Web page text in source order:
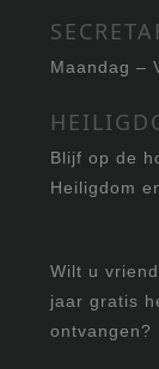
Maandag –
Blijf op de
Heiligdom
Wilt u
jaar gratis